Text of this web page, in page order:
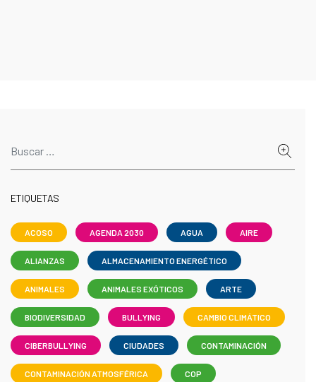
ETIQUETAS
ACOSO AGENDA 2030 AGUA AIRE
ALIANZAS ALMACENAMIENTO ENERGÉTICO
ANIMALES ANIMALES EXÓTICOS ARTE
BIODIVERSIDAD BULLYING CAMBIO CLIMÁTICO
CIBERBULLYING CIUDADES CONTAMINACIÓN
CONTAMINACIÓN ATMOSFÉRICA COP